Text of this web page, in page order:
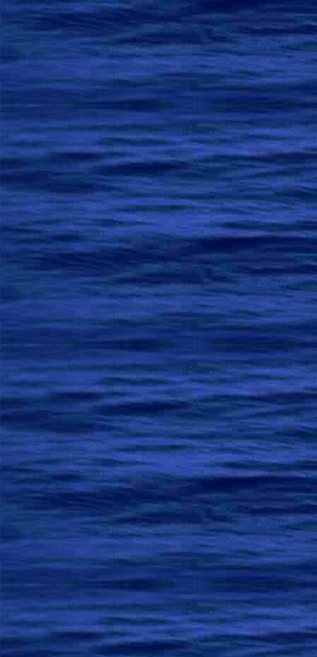
И  тот,  кто  в
С  людьми
Что  внутренним
Он  время  и
Всегда
Дела
Слова
И  нет  в нем
Он  словно
И,  значит,
…ошибок
Зачем
Иллюзии?
Коль  острым
А  копящий
Коль  знатный
То  сам  и
Коль  дело
И  Дао
… закону
Когда  душа
То  как  же
Коль  мягким  сделать
А  заблуждаться ль
Любя  народом
А  катаклизмы
Когда  ты  с